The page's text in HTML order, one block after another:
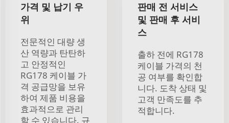
가격 및 납기 우
위
전문적인 대량 생
산 역량과 탄탄하
고 안정적인
RG178 케이블 가
격 공급망을 보유
하여 제품 비용을
효과적으로 관리
할 수 있습니다. 규
판매 전 서비스
및 판매 후 서비
스
출하 전에 RG178
케이블 가격의 천
공 여부를 확인합
니다. 도착 상태 및
고객 만족도를 추
적합니다.